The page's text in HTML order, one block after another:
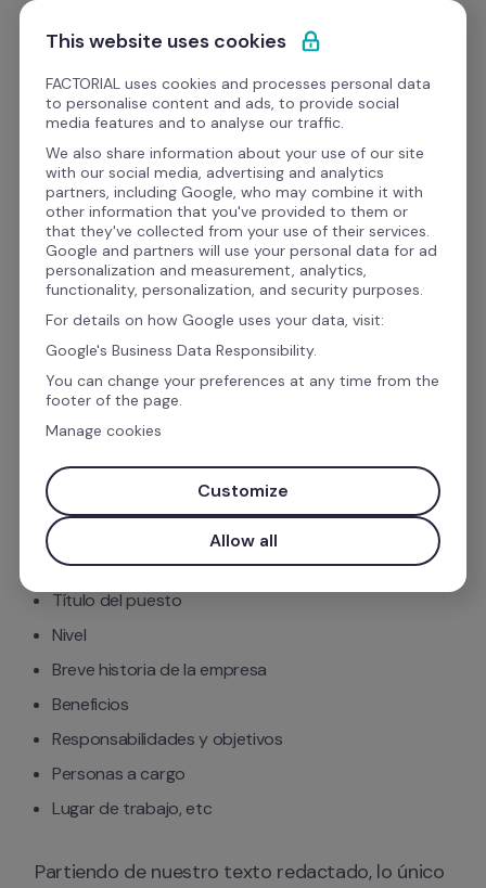
Ir al contenido
Empieza gratis
Formato
Reclutamiento y Selección
Checklist para ofertas de
trabajo descargable
Descarga GRATIS el checklist para hacer
ofertas de trabajo, mejóralas y consigue al
mejor talento para tu empresa con este
descargable.
Nuestro descargable sobre ofertas de empleo
incluye los siguientes puntos:
Título del puesto
Nivel
Breve historia de la empresa
Beneficios
Responsabilidades y objetivos
Personas a cargo
Lugar de trabajo, etc
Partiendo de nuestro texto redactado, lo único
This website uses cookies
FACTORIAL uses cookies and processes personal data
to personalise content and ads, to provide social
media features and to analyse our traffic.
We also share information about your use of our site
with our social media, advertising and analytics
partners, including Google, who may combine it with
other information that you've provided to them or
that they've collected from your use of their services.
Google and partners will use your personal data for ad
personalization and measurement, analytics,
functionality, personalization, and security purposes.
For details on how Google uses your data, visit:
Google's Business Data Responsibility.
You can change your preferences at any time from the
footer of the page.
Manage cookies
Customize
Allow all